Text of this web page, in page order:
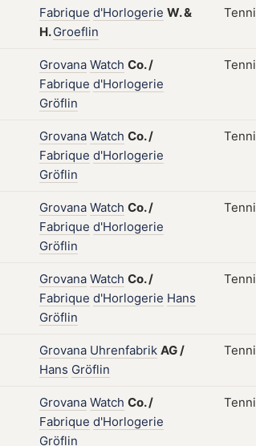
Fabrique d'Horlogerie W.&
H.Groeflin
Grovana Watch Co./
Fabrique d'Horlogerie
Gröflin
Grovana Watch Co./
Fabrique d'Horlogerie
Gröflin
Grovana Watch Co./
Fabrique d'Horlogerie
Gröflin
Grovana Watch Co./
Fabrique d'Horlogerie Hans
Gröflin
Grovana Uhrenfabrik AG/
Hans Gröflin
Grovana Watch Co./
Fabrique d'Horlogerie
Gröflin